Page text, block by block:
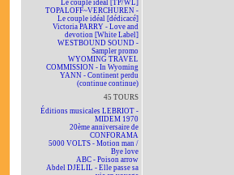
Le couple idéal [TP/WL]
TOPALOFF~VERCHUREN -
Le couple idéal [dédicacé]
Victoria PARRY - Love and
devotion [White Label]
WESTBOUND SOUND -
Sampler promo
WYOMING TRAVEL
COMMISSION - In Wyoming
YANN - Continent perdu
(continue continue)
45 TOURS
Éditions musicales LEBRIOT -
MIDEM 1970
20ème anniversaire de
CONFORAMA
5000 VOLTS - Motion man /
Bye love
ABC - Poison arrow
Abdel DJELIL - Elle passe sa